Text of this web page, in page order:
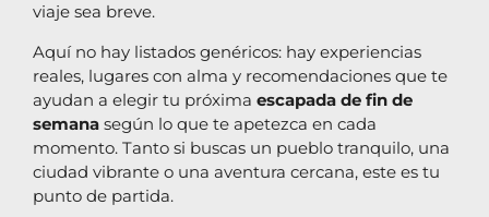
viaje sea breve.
Aquí no hay listados genéricos: hay experiencias
reales, lugares con alma y recomendaciones que te
ayudan a elegir tu próxima escapada de fin de
semana según lo que te apetezca en cada
momento. Tanto si buscas un pueblo tranquilo, una
ciudad vibrante o una aventura cercana, este es tu
punto de partida.